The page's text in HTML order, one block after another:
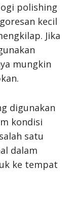
polishing
kecil
Jika
mungkin
digunakan
kondisi
satu
dalam
ke tempat